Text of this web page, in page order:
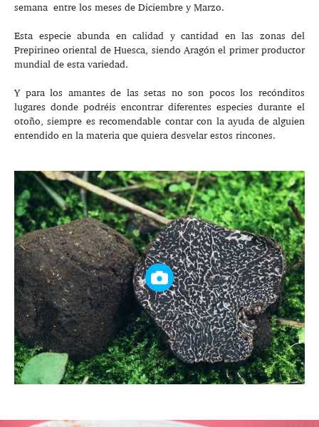
semana entre los meses de Diciembre y Marzo.
Esta especie abunda en calidad y cantidad en las zonas del
Prepirineo oriental de Huesca, siendo Aragón el primer productor
mundial de esta variedad.
Y para los amantes de las setas no son pocos los recónditos
lugares donde podréis encontrar diferentes especies durante el
otoño, siempre es recomendable contar con la ayuda de alguien
entendido en la materia que quiera desvelar estos rincones.